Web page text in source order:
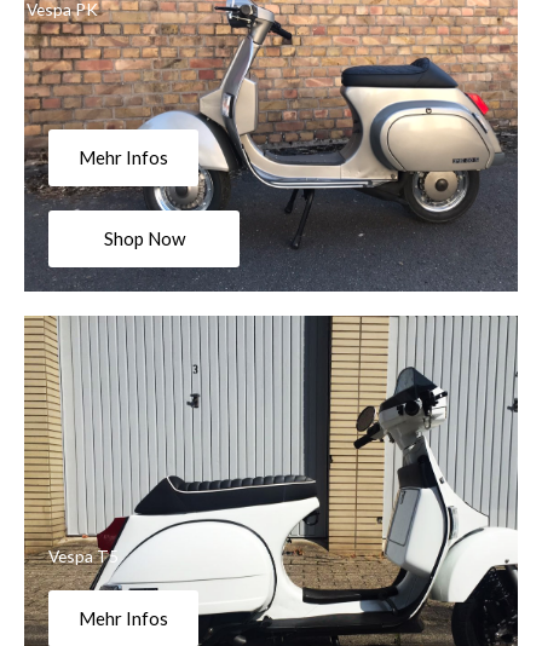
Vespa PK
Mehr Infos
Shop Now
Vespa T5
Mehr Infos